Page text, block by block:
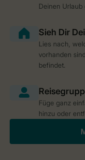
Deinen Urlaub
Lies nach,
vorhanden
befindet.
Füge ganz
hinzu oder